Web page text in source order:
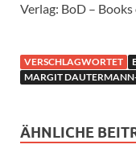
Verlag: BoD –
VERSCHLAGWORTET
MARGIT
ÄHNLICHE